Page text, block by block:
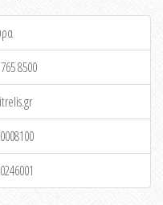
8500